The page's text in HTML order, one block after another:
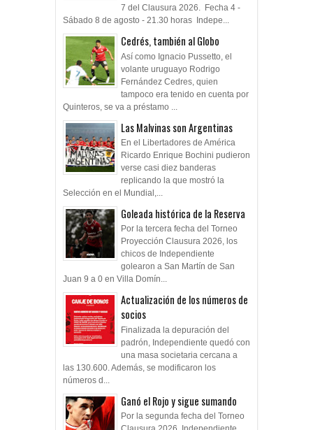
7 del Clausura 2026. Fecha 4 -
Sábado 8 de agosto - 21.30 horas Indepe...
Cedrés, también al Globo
Así como Ignacio Pussetto, el
volante uruguayo Rodrigo
Fernández Cedres, quien
tampoco era tenido en cuenta por
Quinteros, se va a préstamo ...
Las Malvinas son Argentinas
En el Libertadores de América
Ricardo Enrique Bochini pudieron
verse casi diez banderas
replicando la que mostró la
Selección en el Mundial,...
Goleada histórica de la Reserva
Por la tercera fecha del Torneo
Proyección Clausura 2026, los
chicos de Independiente
golearon a San Martín de San
Juan 9 a 0 en Villa Domín...
Actualización de los números de
socios
Finalizada la depuración del
padrón, Independiente quedó con
una masa societaria cercana a
las 130.600. Además, se modificaron los
números d...
Ganó el Rojo y sigue sumando
Por la segunda fecha del Torneo